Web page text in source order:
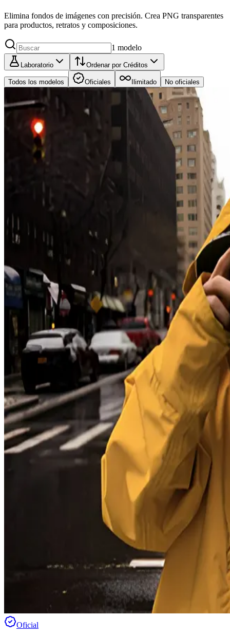
Elimina fondos de imágenes con precisión. Crea PNG transparentes
para productos, retratos y composiciones.
1 modelo
Laboratorio Ordenar por Créditos
Todos los modelos Oficiales Ilimitado No oficiales
Oficial